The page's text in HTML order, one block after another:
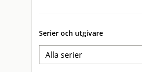
Serier och utgivare